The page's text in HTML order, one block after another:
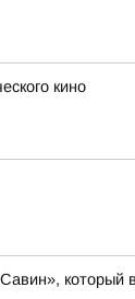
кино
который